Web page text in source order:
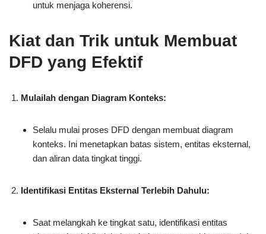
untuk menjaga koherensi.
Kiat dan Trik untuk Membuat
DFD yang Efektif
Mulailah dengan Diagram Konteks:
Selalu mulai proses DFD dengan membuat diagram
konteks. Ini menetapkan batas sistem, entitas eksternal,
dan aliran data tingkat tinggi.
Identifikasi Entitas Eksternal Terlebih Dahulu:
Saat melangkah ke tingkat satu, identifikasi entitas